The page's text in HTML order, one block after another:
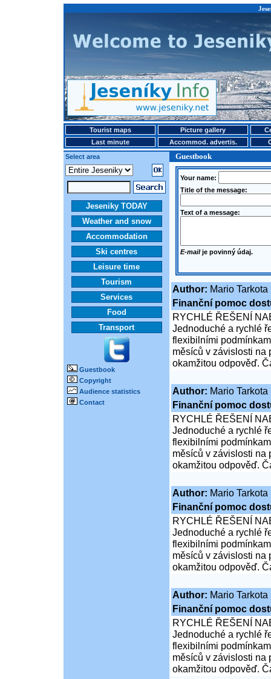
Tourist maps Picture gallery
Last minute
Accommod. advertis.
Select area
Guestbook
Jeseniky TODAY
Weather and snow
Accommodation
Ski centres
Leisure time
Tourism
Services
Food
Transport
Guestbook
Copyright
Audience statistics
Contact
Your name:
Title of the message:
Text of a message:
E-mailje povinný údaj.
Author: Mario Tarkota
Finanční pomoc
RYCHLÉ ŘEŠENÍ
Jednoduché a rychlé
flexibilními
měsíců v závislosti na
okamžitou odpověď.
Author: Mario Tarkota
Finanční pomoc
RYCHLÉ ŘEŠENÍ
Jednoduché a rychlé
flexibilními
měsíců v závislosti na
okamžitou odpověď.
Author: Mario Tarkota
Finanční pomoc
RYCHLÉ ŘEŠENÍ
Jednoduché a rychlé
flexibilními
měsíců v závislosti na
okamžitou odpověď.
Author: Mario Tarkota
Finanční pomoc
RYCHLÉ ŘEŠENÍ
Jednoduché a rychlé
flexibilními
měsíců v závislosti na
okamžitou odpověď.